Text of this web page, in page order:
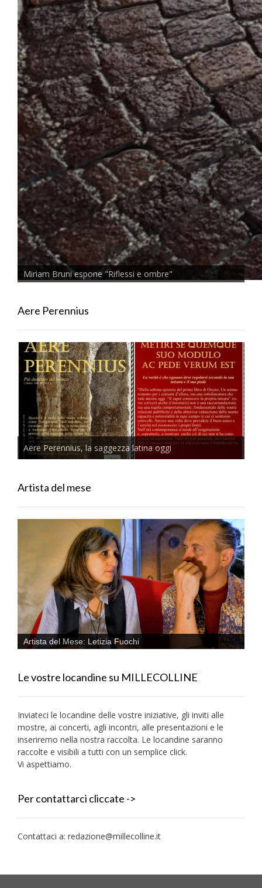
Miriam Bruni espone "Riflessi e ombre"
Aere Perennius
Aere Perennius, la saggezza latina oggi
Artista del mese
Artista del Mese: Letizia Fuochi
Le vostre locandine su MILLECOLLINE
Inviateci le locandine delle vostre iniziative, gli inviti alle
mostre, ai concerti, agli incontri, alle presentazioni e le
inseriremo nella nostra raccolta. Le locandine saranno
raccolte e visibili a tutti con un semplice click.
Vi aspettiamo.
Per contattarci cliccate ->
Contattaci a: redazione@millecolline.it